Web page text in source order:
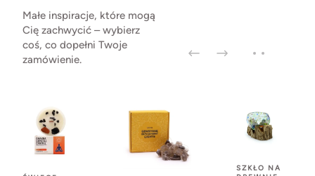
Małe inspiracje, które mogą
Cię zachwycić – wybierz
coś, co dopełni Twoje
zamówienie.
SZKŁO NA